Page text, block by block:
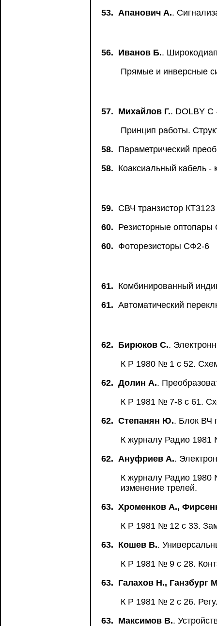
53. Апанович А..
56. Иванов Б..
Прямые и инверсные
57. Михайлов Г.. DOLBY
Принцип работы.
58. Параметрический
58. Коаксиальный кабель -
59. СВЧ транзистор КТ3123
60. Резисторные
60. Фоторезисторы СФ2-6
61. Комбинированный
61. Автоматический
62. Бирюков С..
К Р 1980 № 1 с 52.
62. Долин А..
К Р 1981 № 7-8 с 61.
62. Степанян Ю.. Блок ВЧ
К журналу Радио 1981
62. Ануфриев А..
К журналу Радио 1980
изменение трелей.
63. Хроменков А.,
К Р 1981 № 12 с 33.
63. Кошев В..
К Р 1981 № 9 с 28.
63. Галахов Н., Ганзбург
К Р 1981 № 2 с 26.
63. Максимов В..